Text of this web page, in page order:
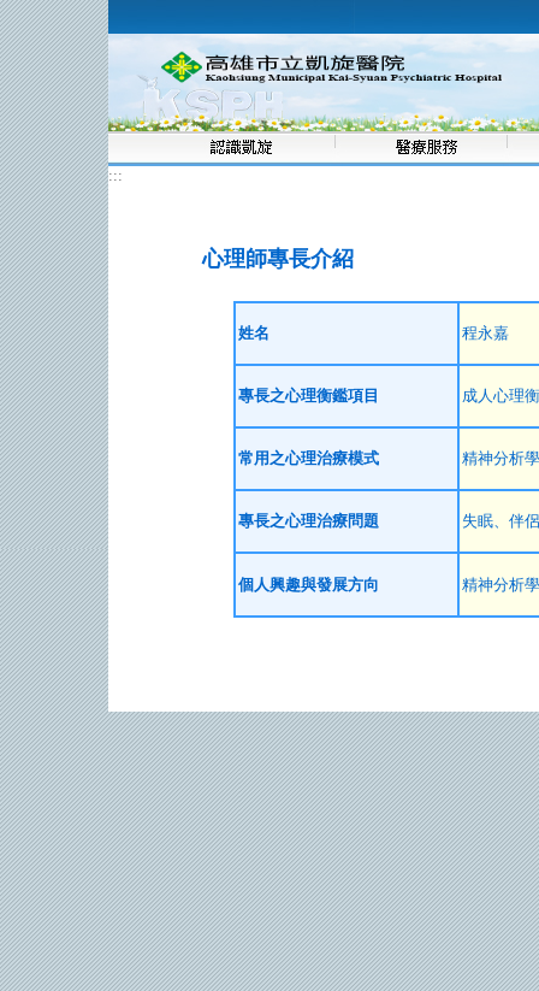
:::
心理師專長介紹
姓名 程永嘉
專長之心理衡鑑項目 成人心理
常用之心理治療模式 精神分析
專長之心理治療問題 失眠、伴
個人興趣與發展方向 精神分析